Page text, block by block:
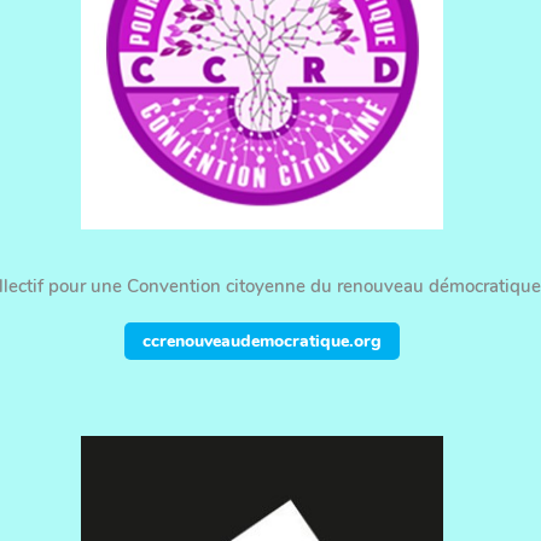
pour une Convention citoyenne du renouveau
ccrenouveaudemocratique.org